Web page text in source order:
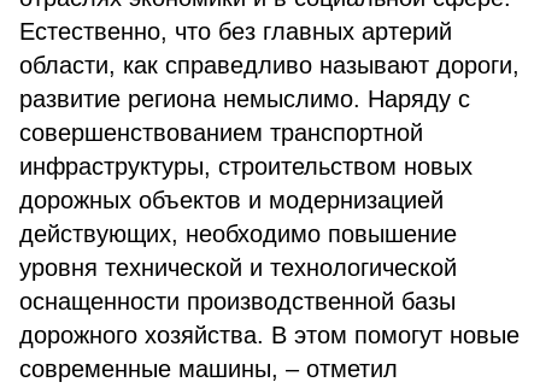
Естественно, что без главных артерий
области, как справедливо называют дороги,
развитие региона немыслимо. Наряду с
совершенствованием транспортной
инфраструктуры, строительством новых
дорожных объектов и модернизацией
действующих, необходимо повышение
уровня технической и технологической
оснащенности производственной базы
дорожного хозяйства. В этом помогут новые
современные машины, – отметил